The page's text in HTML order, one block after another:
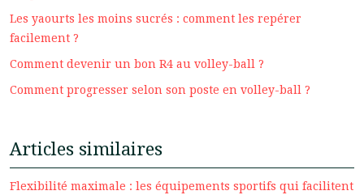
Les yaourts les moins sucrés : comment les repérer
facilement ?
Comment devenir un bon R4 au volley-ball ?
Comment progresser selon son poste en volley-ball ?
Articles similaires
Flexibilité maximale : les équipements sportifs qui facilitent